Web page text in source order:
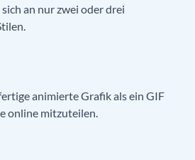
an nur zwei oder drei
animierte Grafik als ein GIF
online mitzuteilen.